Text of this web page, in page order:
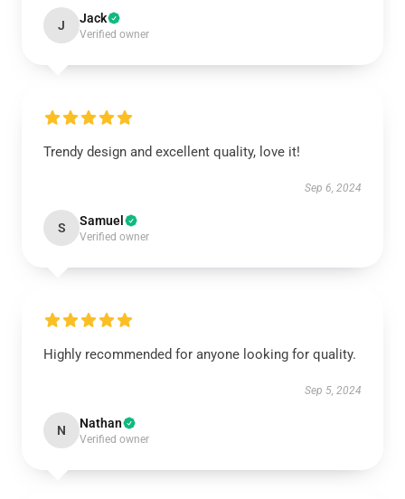
J Jack
Verified owner
Trendy design and excellent quality, love it!
Sep 6, 2024
S Samuel
Verified owner
Highly recommended for anyone looking for quality.
Sep 5, 2024
N Nathan
Verified owner